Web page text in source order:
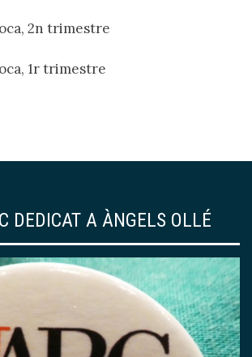
2n trimestre
1r trimestre
DEDICAT A ÀNGELS OLLÉ